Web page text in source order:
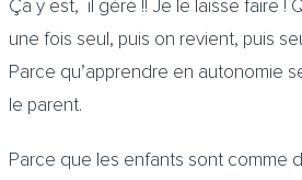
Ça y est, il gère !! Je le laisse faire !
une fois seul, puis on revient, puis
Parce qu’apprendre en autonomie
le parent.
Parce que les enfants sont comme